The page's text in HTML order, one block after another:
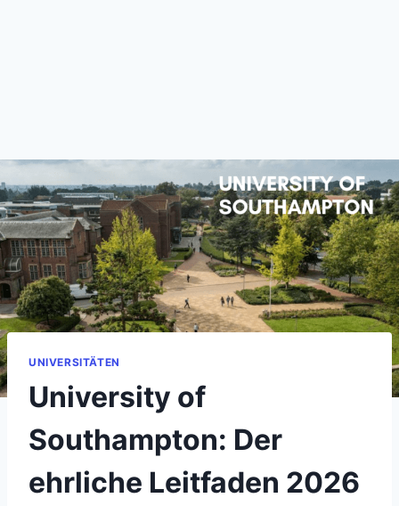
UNIVERSITÄTEN
University of
Southampton: Der
ehrliche Leitfaden 2026